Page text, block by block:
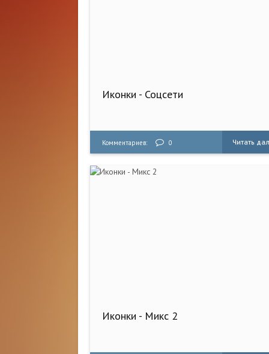
Иконки - Соцсети
Комментариев: 0 Читать
Иконки - Микс 2